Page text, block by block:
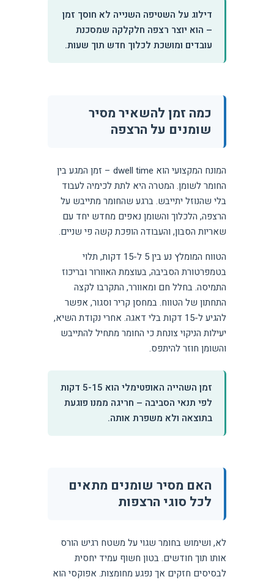
דילוג על השטיפה השנייה לא חוסך זמן
– הוא יוצר רצפה חלקלקה שמסכנת
עובדים ומושכת לכלוך חדש תוך שעות.
כמה זמן להשאיר מסיר
שומנים על הרצפה
המונח המקצועי הוא dwell time – זמן המגע בין
החומר לשומן. המטרה היא לתת לכימיה לעבוד
בלי שהנוזל יתייבש. ברגע שהחומר מתייבש על
הרצפה, הלכלוך והשומן נאפים מחדש יחד עם
שאריות הסבון, והעבודה הופכת קשה פי שניים.
הטווח המומלץ נע בין 5 ל-15 דקות, תלוי
בטמפרטורת הסביבה, בעוצמת האוורור ובריכוז
התמיסה. בחלל חם ומאוורר, התקרבו לקצה
התחתון של הטווח. במחסן קריר וסגור, אפשר
להגיע ל-15 דקות בלי דאגה. אחרי נקודת השיא,
יעילות הניקוי צונחת כי החומר מתחיל להתייבש
והשומן חוזר להיתפס.
זמן השהייה האופטימלי הוא 5-15 דקות
לפי תנאי הסביבה – חריגה ממנו פוגעת
בתוצאה ולא משפרת אותה.
האם מסיר שומנים מתאים
לכל סוגי הרצפות
לא, ושימוש בחומר שגוי על משטח רגיש הורס
אותו תוך חודשים. בטון חשוף עמיד יחסית
לבסיסים חזקים אך נפגע מחומצות. אפוקסי הוא